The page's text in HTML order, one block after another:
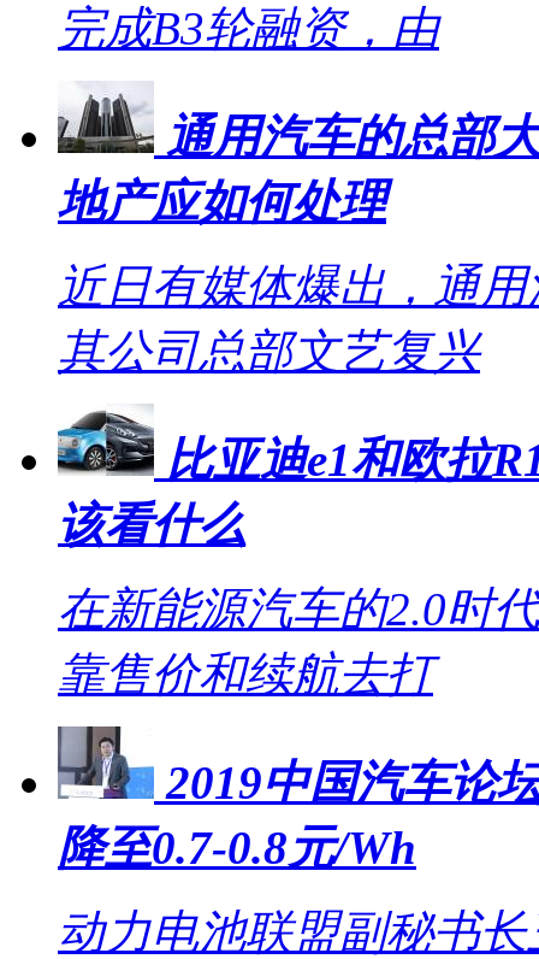
完成B3轮融资，由
通用汽车的总部
地产应如何处理
近日有媒体爆出，通
其公司总部文艺复兴
比亚迪e1和欧拉
该看什么
在新能源汽车的2.0时
靠售价和续航去打
2019中国汽车论
降至0.7-0.8元/Wh
动力电池联盟副秘书